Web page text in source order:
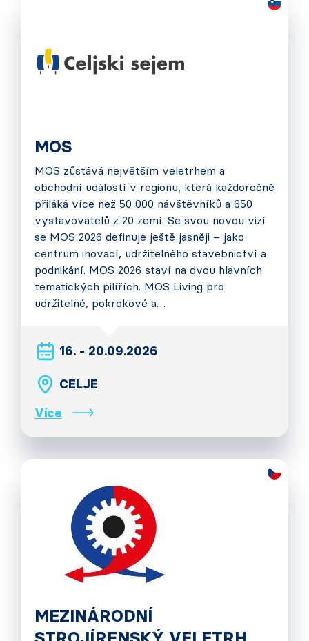
MOS
MOS zůstává největším veletrhem a
obchodní událostí v regionu, která každoročně
přiláká více než 50 000 návštěvníků a 650
vystavovatelů z 20 zemí. Se svou novou vizí
se MOS 2026 definuje ještě jasněji – jako
centrum inovací, udržitelného stavebnictví a
podnikání. MOS 2026 staví na dvou hlavních
tematických pilířích. MOS Living pro
udržitelné, pokrokové a…
16. - 20.09.2026
CELJE
Více
MEZINÁRODNÍ